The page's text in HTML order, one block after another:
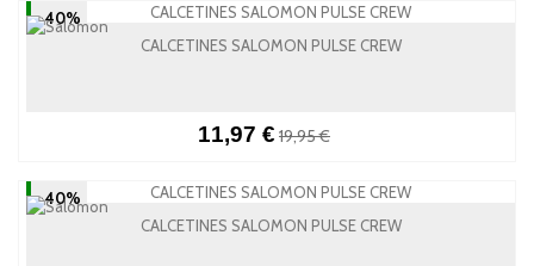
-40%
CALCETINES SALOMON PULSE CREW
11,97 € 19,95 €
-40%
CALCETINES SALOMON PULSE CREW